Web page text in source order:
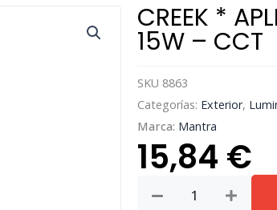
CREEK *
15W – CCT
SKU 8863
Categorías: Exterior,
Marca: Mantra
15,84 €